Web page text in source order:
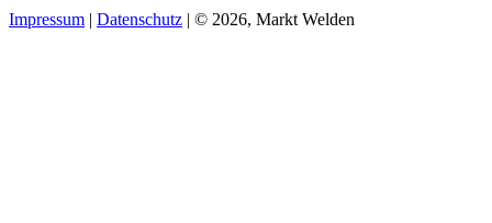
Impressum | Datenschutz | © 2026, Markt Welden